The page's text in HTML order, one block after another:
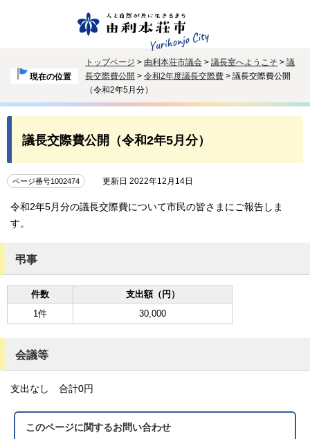
現在の位置
トップページ > 由利本荘市議会 > 議長室へようこそ > 議
長交際費公開 > 令和2年度議長交際費 > 議長交際費公開
（令和2年5月分）
議長交際費公開（令和2年5月分）
ページ番号1002474 更新日 2022年12月14日
令和2年5月分の議長交際費について市民の皆さまにご報告しま
す。
弔事
件数
支出額（円）
1件
30,000
会議等
支出なし 合計0円
このページに関するお問い合わせ